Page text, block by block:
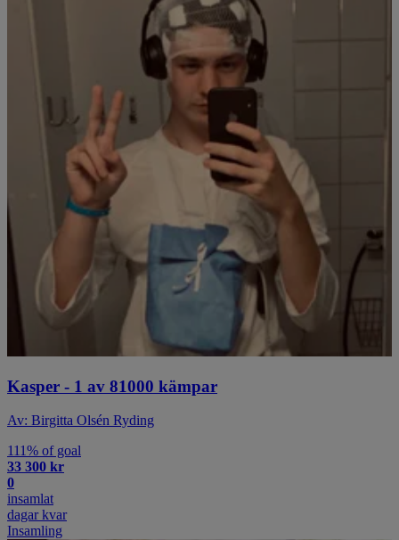
Kasper - 1 av 81000 kämpar
Av: Birgitta Olsén Ryding
111% of goal
33 300 kr
0
insamlat
dagar kvar
Insamling